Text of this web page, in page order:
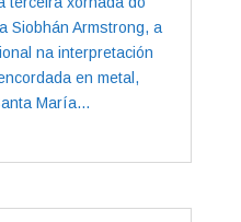
Siobhán Armstrong, a
na interpretación
en metal,
María...